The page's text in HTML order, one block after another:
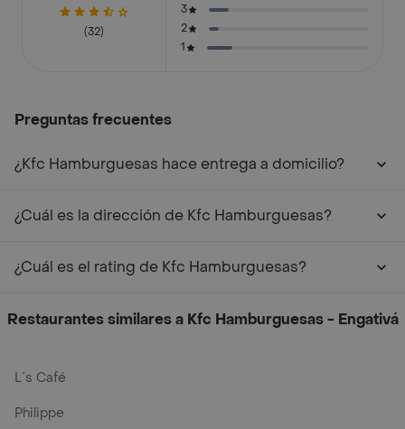
(32)
3
2
1
Preguntas frecuentes
¿Kfc Hamburguesas hace entrega a domicilio?
¿Cuál es la dirección de Kfc Hamburguesas?
¿Cuál es el rating de Kfc Hamburguesas?
Restaurantes similares a Kfc Hamburguesas - Engativá
L´s Café
Philippe